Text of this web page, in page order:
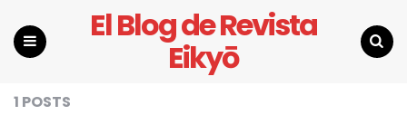
El Blog de Revista
Eikyō
1 POSTS